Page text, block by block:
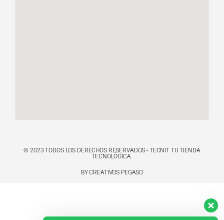
© 2023 TODOS LOS DERECHOS RESERVADOS - TECNIT TU TIENDA
TECNOLÓGICA.
BY CREATIVOS PEGASO